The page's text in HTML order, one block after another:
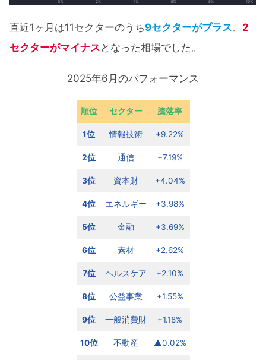
直近1ヶ月は11セクターのうち9セクターがプラス、 2
セクターがマイナス となった相場でした。
2025年6月のパフォーマンス
順位 セクター 騰落率
1位 情報技術 +9.22%
2位 通信 +7.19%
3位 資本財 +4.04%
4位 エネルギー +3.98%
5位 金融 +3.69%
6位 素材 +2.62%
7位 ヘルスケア +2.10%
8位 公益事業 +1.55%
9位 一般消費財 +1.18%
10位 不動産 ▲0.02%